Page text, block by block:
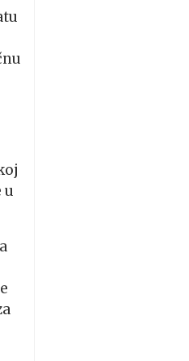
u